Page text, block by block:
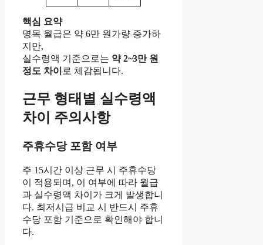
핵심 요약
명목 월급은 약 6만 원가량 증가하
지만,
실수령액 기준으로는 약 2~3만 원
정도 차이 로 체감됩니다.
근무 형태별 실수령액
차이 주의사항
주휴수당 포함 여부
주 15시간 이상 근무 시 주휴수당
이 적용되며, 이 여부에 따라 월급
과 실수령액 차이가 크게 발생합니
다. 최저시급 비교 시 반드시 주휴
수당 포함 기준으로 확인해야 합니
다.